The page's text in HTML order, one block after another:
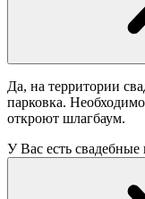
Да, на территории
парковка.
откроют шлагбаум.
У Вас есть